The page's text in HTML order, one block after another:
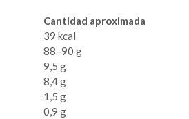
Cantidad aproximada
39 kcal
88–90 g
9,5 g
8,4 g
1,5 g
0,9 g